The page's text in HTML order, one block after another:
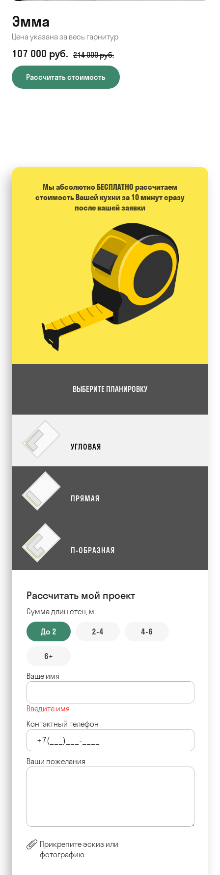
Эмма
Цена указана за весь гарнитур
107 000 руб. 214 000 руб.
Рассчитать стоимость
Мы абсолютно БЕСПЛАТНО расcчитаем
стоимость Вашей кухни за 10 минут сразу
после вашей заявки
ВЫБЕРИТЕ ПЛАНИРОВКУ
УГЛОВАЯ
ПРЯМАЯ
П-ОБРАЗНАЯ
Рассчитать мой проект
Сумма длин стен, м
До 2 2-4 4-6
6+
Ваше имя
Введите имя
Контактный телефон
Ваши пожелания
Прикрепите эскиз или
фотографию